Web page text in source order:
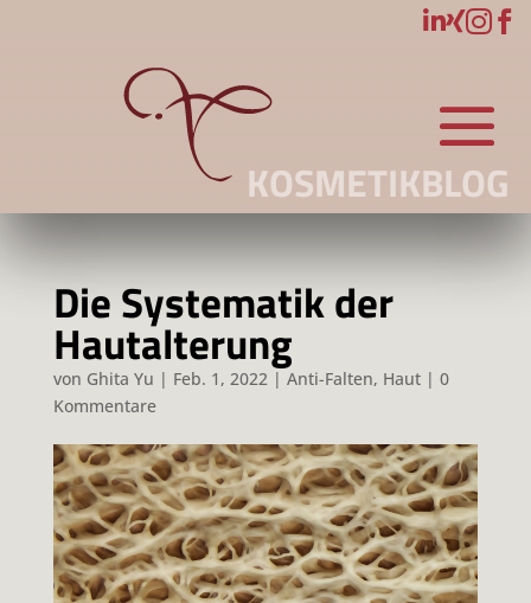
KOSMETIKBLOG




Die Systematik der
Hautalterung
von Ghita Yu | Feb. 1, 2022| Anti-Falten, Haut| 0
Kommentare